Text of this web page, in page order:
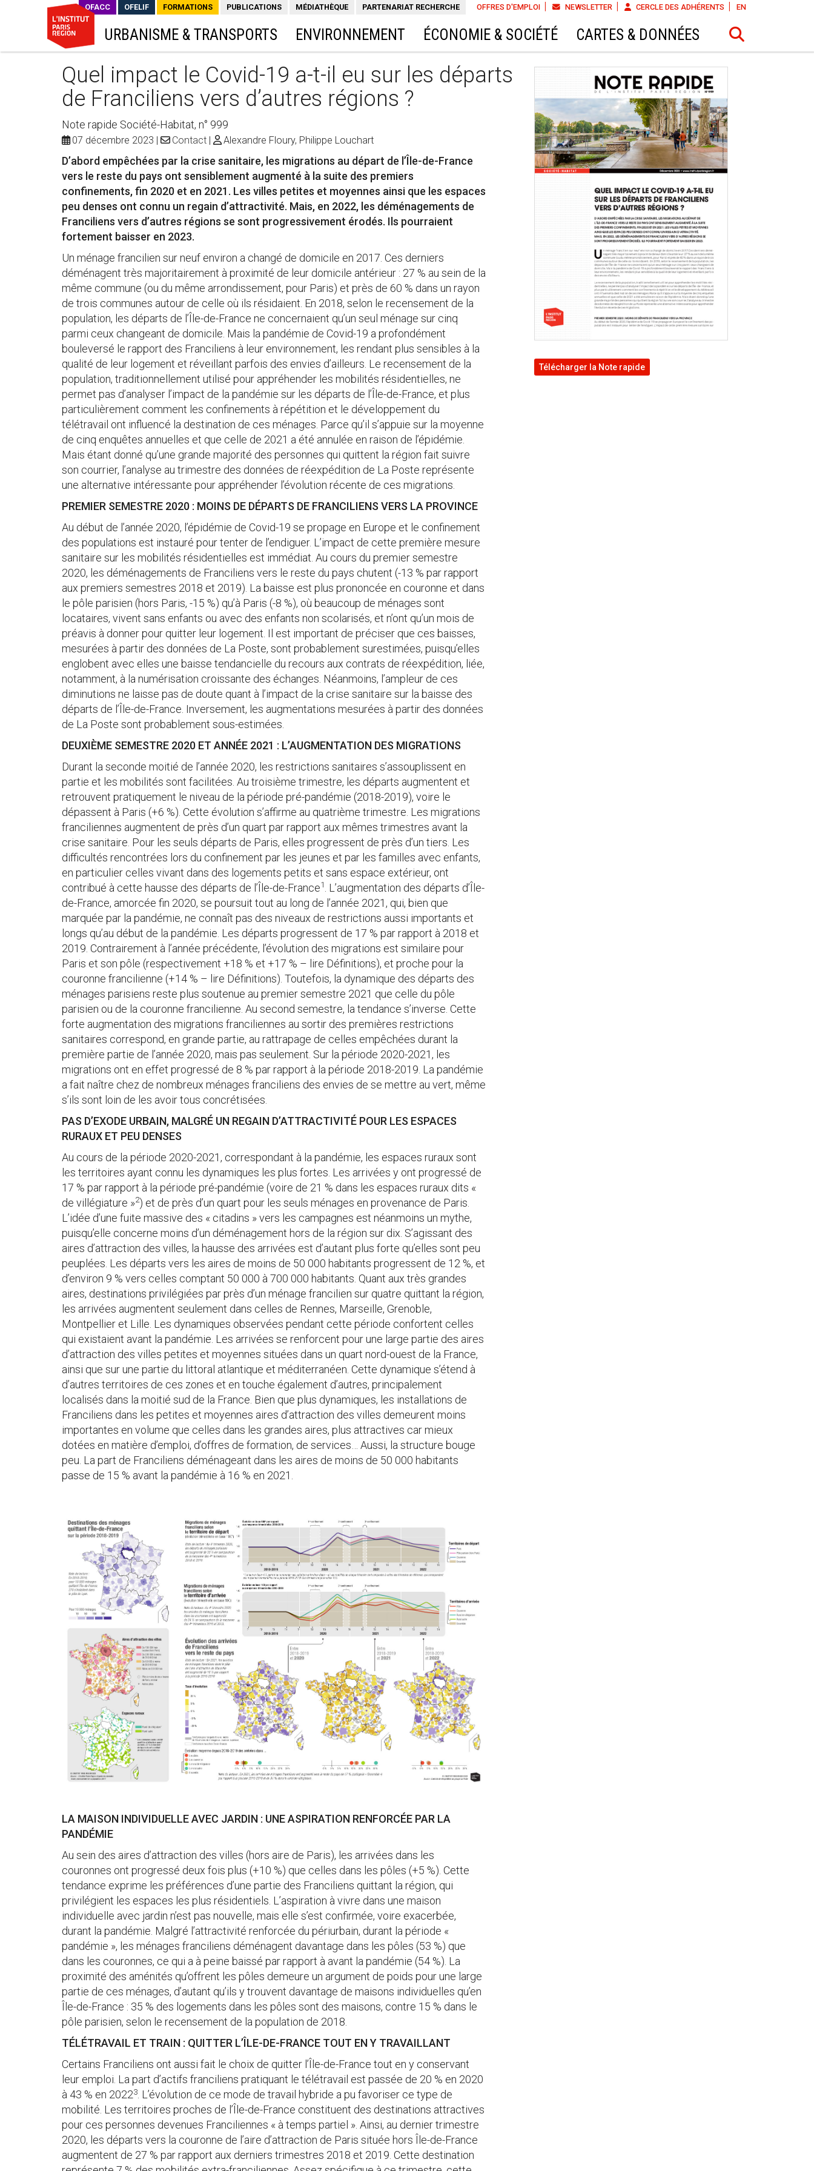
OFFRES D'EMPLOI NEWSLETTER CERCLE DES ADHÉRENTS EN
OFACC OFELIF FORMATIONS PUBLICATIONS MÉDIATHÈQUE PARTENARIAT RECHERCHE
URBANISME & TRANSPORTS ENVIRONNEMENT ÉCONOMIE & SOCIÉTÉ CARTES & DONNÉES
Quel impact le Covid-19 a-t-il eu sur les départs
de Franciliens vers d’autres régions ?
Note rapide Société-Habitat, n° 999
07 décembre 2023 Contact Alexandre Floury, Philippe Louchart
D’abord empêchées par la crise sanitaire, les migrations au départ de l’Île-de-France
vers le reste du pays ont sensiblement augmenté à la suite des premiers
confinements, fin 2020 et en 2021. Les villes petites et moyennes ainsi que les espaces
peu denses ont connu un regain d’attractivité. Mais, en 2022, les déménagements de
Franciliens vers d’autres régions se sont progressivement érodés. Ils pourraient
fortement baisser en 2023.
Un ménage francilien sur neuf environ a changé de domicile en 2017. Ces derniers
déménagent très majoritairement à proximité de leur domicile antérieur : 27 % au sein de la
même commune (ou du même arrondissement, pour Paris) et près de 60 % dans un rayon
de trois communes autour de celle où ils résidaient. En 2018, selon le recensement de la
population, les départs de l’Île-de-France ne concernaient qu’un seul ménage sur cinq
parmi ceux changeant de domicile. Mais la pandémie de Covid-19 a profondément
bouleversé le rapport des Franciliens à leur environnement, les rendant plus sensibles à la
qualité de leur logement et réveillant parfois des envies d’ailleurs. Le recensement de la
population, traditionnellement utilisé pour appréhender les mobilités résidentielles, ne
permet pas d’analyser l’impact de la pandémie sur les départs de l’Île-de-France, et plus
particulièrement comment les confinements à répétition et le développement du
télétravail ont influencé la destination de ces ménages. Parce qu’il s’appuie sur la moyenne
de cinq enquêtes annuelles et que celle de 2021 a été annulée en raison de l’épidémie.
Mais étant donné qu’une grande majorité des personnes qui quittent la région fait suivre
son courrier, l’analyse au trimestre des données de réexpédition de La Poste représente
une alternative intéressante pour appréhender l’évolution récente de ces migrations.
PREMIER SEMESTRE 2020 : MOINS DE DÉPARTS DE FRANCILIENS VERS LA PROVINCE
Au début de l’année 2020, l’épidémie de Covid-19 se propage en Europe et le confinement
des populations est instauré pour tenter de l’endiguer. L’impact de cette première mesure
sanitaire sur les mobilités résidentielles est immédiat. Au cours du premier semestre
2020, les déménagements de Franciliens vers le reste du pays chutent (-13 % par rapport
aux premiers semestres 2018 et 2019). La baisse est plus prononcée en couronne et dans
le pôle parisien (hors Paris, -15 %) qu’à Paris (-8 %), où beaucoup de ménages sont
locataires, vivent sans enfants ou avec des enfants non scolarisés, et n’ont qu’un mois de
préavis à donner pour quitter leur logement. Il est important de préciser que ces baisses,
mesurées à partir des données de La Poste, sont probablement surestimées, puisqu’elles
englobent avec elles une baisse tendancielle du recours aux contrats de réexpédition, liée,
notamment, à la numérisation croissante des échanges. Néanmoins, l’ampleur de ces
diminutions ne laisse pas de doute quant à l’impact de la crise sanitaire sur la baisse des
départs de l’Île-de-France. Inversement, les augmentations mesurées à partir des données
de La Poste sont probablement sous-estimées.
DEUXIÈME SEMESTRE 2020 ET ANNÉE 2021 : L’AUGMENTATION DES MIGRATIONS
Durant la seconde moitié de l’année 2020, les restrictions sanitaires s’assouplissent en
partie et les mobilités sont facilitées. Au troisième trimestre, les départs augmentent et
retrouvent pratiquement le niveau de la période pré-pandémie (2018-2019), voire le
dépassent à Paris (+6 %). Cette évolution s’affirme au quatrième trimestre. Les migrations
franciliennes augmentent de près d’un quart par rapport aux mêmes trimestres avant la
crise sanitaire. Pour les seuls départs de Paris, elles progressent de près d’un tiers. Les
difficultés rencontrées lors du confinement par les jeunes et par les familles avec enfants,
en particulier celles vivant dans des logements petits et sans espace extérieur, ont
contribué à cette hausse des départs de l’Île-de-France1
. L’augmentation des départs d’Île-
de-France, amorcée fin 2020, se poursuit tout au long de l’année 2021, qui, bien que
marquée par la pandémie, ne connaît pas des niveaux de restrictions aussi importants et
longs qu’au début de la pandémie. Les départs progressent de 17 % par rapport à 2018 et
2019. Contrairement à l’année précédente, l’évolution des migrations est similaire pour
Paris et son pôle (respectivement +18 % et +17 % – lire Définitions), et proche pour la
couronne francilienne (+14 % – lire Définitions). Toutefois, la dynamique des départs des
ménages parisiens reste plus soutenue au premier semestre 2021 que celle du pôle
parisien ou de la couronne francilienne. Au second semestre, la tendance s’inverse. Cette
forte augmentation des migrations franciliennes au sortir des premières restrictions
sanitaires correspond, en grande partie, au rattrapage de celles empêchées durant la
première partie de l’année 2020, mais pas seulement. Sur la période 2020-2021, les
migrations ont en effet progressé de 8 % par rapport à la période 2018-2019. La pandémie
a fait naître chez de nombreux ménages franciliens des envies de se mettre au vert, même
s’ils sont loin de les avoir tous concrétisées.
PAS D’EXODE URBAIN, MALGRÉ UN REGAIN D’ATTRACTIVITÉ POUR LES ESPACES
RURAUX ET PEU DENSES
Au cours de la période 2020-2021, correspondant à la pandémie, les espaces ruraux sont
les territoires ayant connu les dynamiques les plus fortes. Les arrivées y ont progressé de
17 % par rapport à la période pré-pandémie (voire de 21 % dans les espaces ruraux dits «
de villégiature »2) et de près d’un quart pour les seuls ménages en provenance de Paris.
L’idée d’une fuite massive des « citadins » vers les campagnes est néanmoins un mythe,
puisqu’elle concerne moins d’un déménagement hors de la région sur dix. S’agissant des
aires d’attraction des villes, la hausse des arrivées est d’autant plus forte qu’elles sont peu
peuplées. Les départs vers les aires de moins de 50 000 habitants progressent de 12 %, et
d’environ 9 % vers celles comptant 50 000 à 700 000 habitants. Quant aux très grandes
aires, destinations privilégiées par près d’un ménage francilien sur quatre quittant la région,
les arrivées augmentent seulement dans celles de Rennes, Marseille, Grenoble,
Montpellier et Lille. Les dynamiques observées pendant cette période confortent celles
qui existaient avant la pandémie. Les arrivées se renforcent pour une large partie des aires
d’attraction des villes petites et moyennes situées dans un quart nord-ouest de la France,
ainsi que sur une partie du littoral atlantique et méditerranéen. Cette dynamique s’étend à
d’autres territoires de ces zones et en touche également d’autres, principalement
localisés dans la moitié sud de la France. Bien que plus dynamiques, les installations de
Franciliens dans les petites et moyennes aires d’attraction des villes demeurent moins
importantes en volume que celles dans les grandes aires, plus attractives car mieux
dotées en matière d’emploi, d’offres de formation, de services… Aussi, la structure bouge
peu. La part de Franciliens déménageant dans les aires de moins de 50 000 habitants
passe de 15 % avant la pandémie à 16 % en 2021.
LA MAISON INDIVIDUELLE AVEC JARDIN : UNE ASPIRATION RENFORCÉE PAR LA
PANDÉMIE
Au sein des aires d’attraction des villes (hors aire de Paris), les arrivées dans les
couronnes ont progressé deux fois plus (+10 %) que celles dans les pôles (+5 %). Cette
tendance exprime les préférences d’une partie des Franciliens quittant la région, qui
privilégient les espaces les plus résidentiels. L’aspiration à vivre dans une maison
individuelle avec jardin n’est pas nouvelle, mais elle s’est confirmée, voire exacerbée,
durant la pandémie. Malgré l’attractivité renforcée du périurbain, durant la période «
pandémie », les ménages franciliens déménagent davantage dans les pôles (53 %) que
dans les couronnes, ce qui a à peine baissé par rapport à avant la pandémie (54 %). La
proximité des aménités qu’offrent les pôles demeure un argument de poids pour une large
partie de ces ménages, d’autant qu’ils y trouvent davantage de maisons individuelles qu’en
Île-de-France : 35 % des logements dans les pôles sont des maisons, contre 15 % dans le
pôle parisien, selon le recensement de la population de 2018.
TÉLÉTRAVAIL ET TRAIN : QUITTER L’ÎLE-DE-FRANCE TOUT EN Y TRAVAILLANT
Certains Franciliens ont aussi fait le choix de quitter l’Île-de-France tout en y conservant
leur emploi. La part d’actifs franciliens pratiquant le télétravail est passée de 20 % en 2020
à 43 % en 20223. L’évolution de ce mode de travail hybride a pu favoriser ce type de
mobilité. Les territoires proches de l’Île-de-France constituent des destinations attractives
pour ces personnes devenues Franciliennes « à temps partiel ». Ainsi, au dernier trimestre
2020, les départs vers la couronne de l’aire d’attraction de Paris située hors Île-de-France
augmentent de 27 % par rapport aux derniers trimestres 2018 et 2019. Cette destination
Télécharger la Note rapide